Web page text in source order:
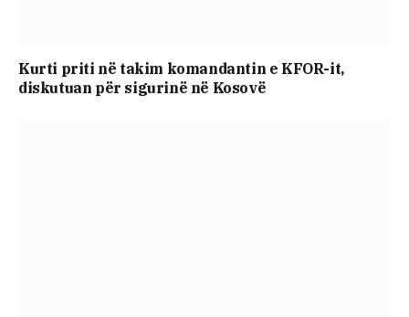
Kurti priti në takim komandantin e KFOR-it,
diskutuan për sigurinë në Kosovë